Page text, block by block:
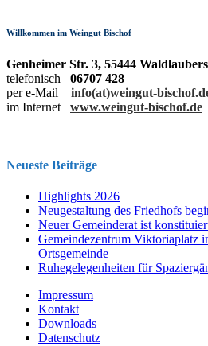
Willkommen im Weingut Bischof
Genheimer Str. 3, 55444
telefonisch
06707 428
per e-Mail info(at)weingut-
im Internet www.weingut-bischof.de
Neueste Beiträge
Highlights 2026
Neugestaltung des Friedhofs
Neuer Gemeinderat ist
Gemeindezentrum Viktoriaplatz
Ortsgemeinde
Ruhegelegenheiten für
Impressum
Kontakt
Downloads
Datenschutz